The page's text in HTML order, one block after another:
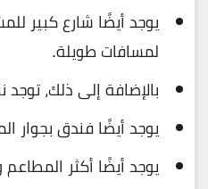
يوجد أيضًا شارع كبير
لمسافات طويلة.
بالإضافة إلى ذلك،
يوجد أيضًا فندق بجوار
يوجد أيضًا أكثر